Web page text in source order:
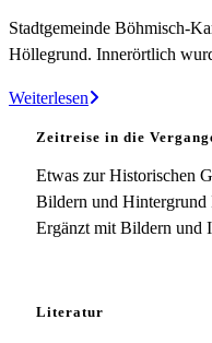
am:
Stadtgemeinde Böhmisch-
Höllegrund. Innerörtlich
WeiterlesenBöhmisch-
Zeitreise in die
Etwas zur Historischen
Bildern und Hintergrund
Ergänzt mit Bildern und
Literatur